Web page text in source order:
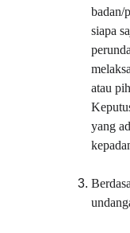
badan/
siapa
atau
yang